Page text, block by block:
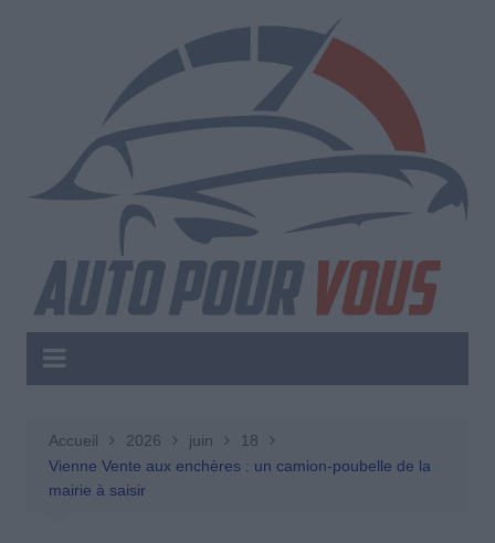
Accueil 2026 juin
18
Vienne Vente aux enchères : un camion-poubelle de la
mairie à saisir